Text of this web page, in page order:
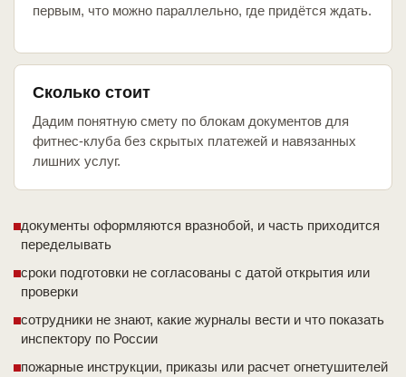
первым, что можно параллельно, где придётся ждать.
Сколько стоит
Дадим понятную смету по блокам документов для
фитнес-клуба без скрытых платежей и навязанных
лишних услуг.
документы оформляются вразнобой, и часть приходится
переделывать
сроки подготовки не согласованы с датой открытия или
проверки
сотрудники не знают, какие журналы вести и что показать
инспектору по России
пожарные инструкции, приказы или расчет огнетушителей